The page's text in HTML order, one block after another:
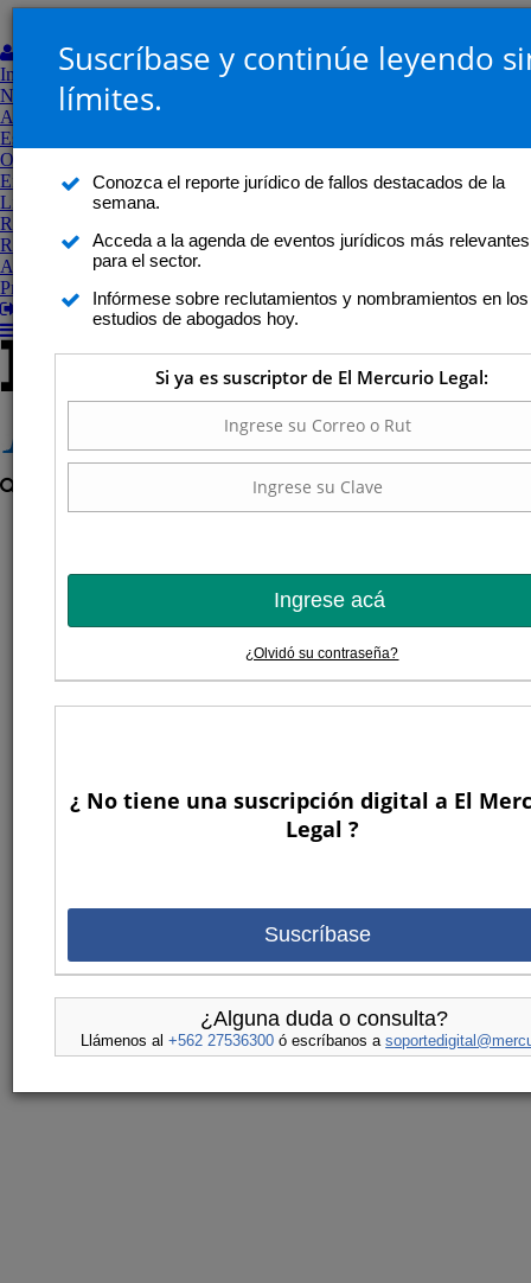
Mi Perfil
Inicio
Noticias
Análisis jurídico
Estudios de abogados
Opinión
Entrevistas y perfiles
Libros
Revistas
Revista Legal
Agenda
Proceso Constitucional
Suscríbase y continúe leyendo
límites.
Conozca el reporte jurídico de fallos destacados de la
semana.
Acceda a la agenda de eventos jurídicos más relevantes
para el sector.
Infórmese sobre reclutamientos y nombramientos en los
estudios de abogados hoy.
Si ya es suscriptor de El Mercurio Legal:
Ingrese acá
¿Olvidó su contraseña?
¿ No tiene una suscripción digital a El
Legal ?
Suscríbase
¿Alguna duda o consulta?
Llámenos al+562 27536300 ó escríbanos a